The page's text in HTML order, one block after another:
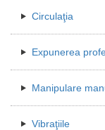
Circulaţia
Expunerea
Manipulare
Vibraţiile